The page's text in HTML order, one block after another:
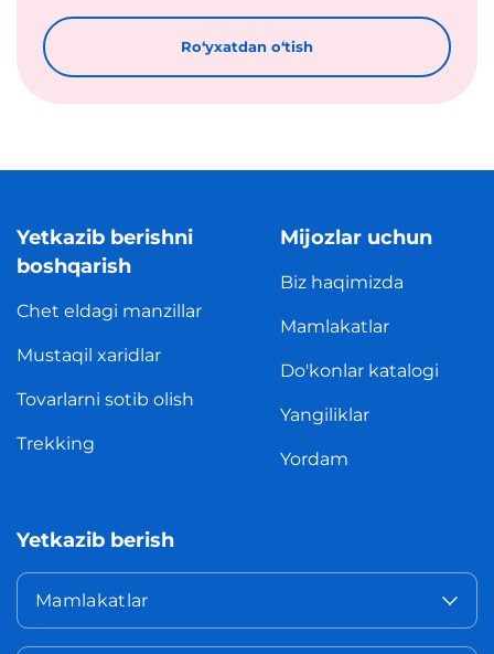
Roʻyxatdan oʻtish
Yetkazib berishni
boshqarish
Chet eldagi manzillar
Mustaqil xaridlar
Tovarlarni sotib olish
Trekking
Mijozlar uchun
Biz haqimizda
Mamlakatlar
Do'konlar katalogi
Yangiliklar
Yordam
Yetkazib berish
Mamlakatlar